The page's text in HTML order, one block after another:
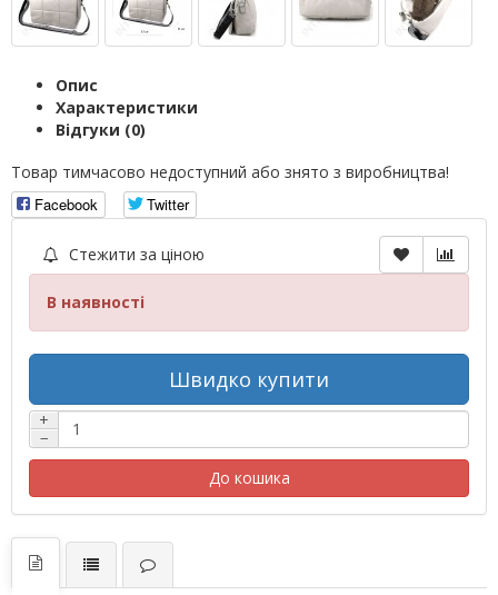
Опис
Характеристики
Відгуки (0)
Товар тимчасово недоступний або знято з виробництва!
Facebook
Twitter
Стежити за ціною
В наявності
Швидко купити
+
−
До кошика